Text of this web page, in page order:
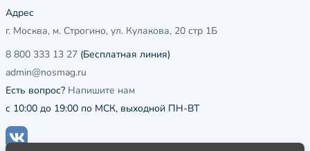
Адрес
г. Москва, м. Строгино, ул. Кулакова, 20 стр 1Б
8 800 333 13 27 (Бесплатная линия)
admin@nosmag.ru
Есть вопрос? Напишите нам
с 10:00 до 19:00 по МСК, выходной ПН-ВТ